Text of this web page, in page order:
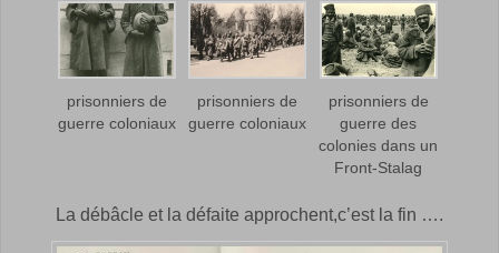
prisonniers de
guerre coloniaux
prisonniers de
guerre coloniaux
prisonniers de
guerre des
colonies dans un
Front-Stalag
La débâcle et la défaite approchent,c’est la fin ….